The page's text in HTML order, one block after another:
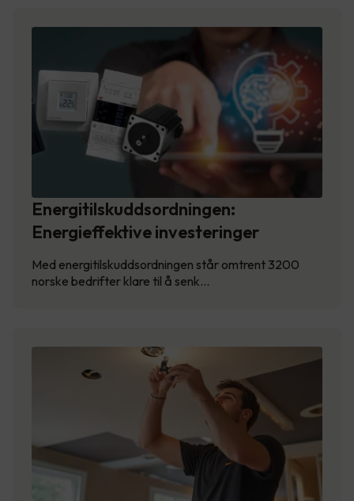
Energitilskuddsordningen:
Energieffektive investeringer
Med energitilskuddsordningen står omtrent 3200
norske bedrifter klare til å senk…